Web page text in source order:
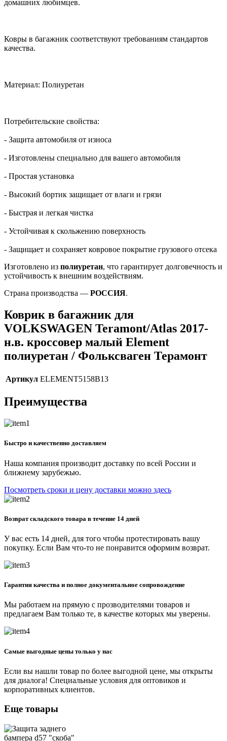
домашних любимцев.
Ковры в багажник соответствуют требованиям стандартов
качества.
Материал: Полиуретан
Потребительские свойства:
- Защита автомобиля от износа
- Изготовлены специально для вашего автомобиля
- Простая установка
- Высокий бортик защищает от влаги и грязи
- Быстрая и легкая чистка
- Устойчивая к скольжению поверхность
- Защищает и сохраняет ковровое покрытие грузового отсека
Изготовлено из полиуретан, что гарантирует долговечность и
устойчивость к внешним воздействиям.
Страна производства — РОССИЯ.
Коврик в багажник для
VOLKSWAGEN Teramont/Atlas 2017-
н.в. кроссовер малый Element
полиуретан / Фольксваген Терамонт
Артикул ELEMENT5158B13
Преимущества
Быстро и качественно доставляем
Наша компания производит доставку по всей России и
ближнему зарубежью.
Посмотреть сроки и цену доставки можно здесь
Возврат складского товара в течение 14 дней
У вас есть 14 дней, для того чтобы протестировать вашу
покупку. Если Вам что-то не понравится оформим возврат.
Гарантия качества и полное документальное сопровождение
Мы работаем на прямую с прозводителями товаров и
предлагаем Вам только те, в качестве которых мы уверены.
Самые выгодные цены только у нас
Если вы нашли товар по более выгодной цене, мы открыты
для диалога! Специальные условия для оптовиков и
корпоративных клиентов.
Еще товары